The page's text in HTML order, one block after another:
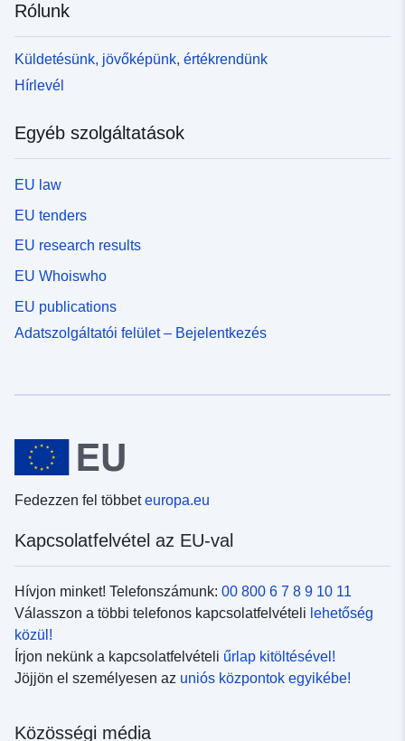
Rólunk
Küldetésünk, jövőképünk, értékrendünk
Hírlevél
Egyéb szolgáltatások
EU law
EU tenders
EU research results
EU Whoiswho
EU publications
Adatszolgáltatói felület – Bejelentkezés
Fedezzen fel többeteuropa.eu
Kapcsolatfelvétel az EU-val
Hívjon minket! Telefonszámunk: 00 800 6 7 8 9 10 11
Válasszon a többi telefonos kapcsolatfelvételi lehetőség
közül!
Írjon nekünk a kapcsolatfelvételi űrlap kitöltésével!
Jöjjön el személyesen az uniós központok egyikébe!
Közösségi média